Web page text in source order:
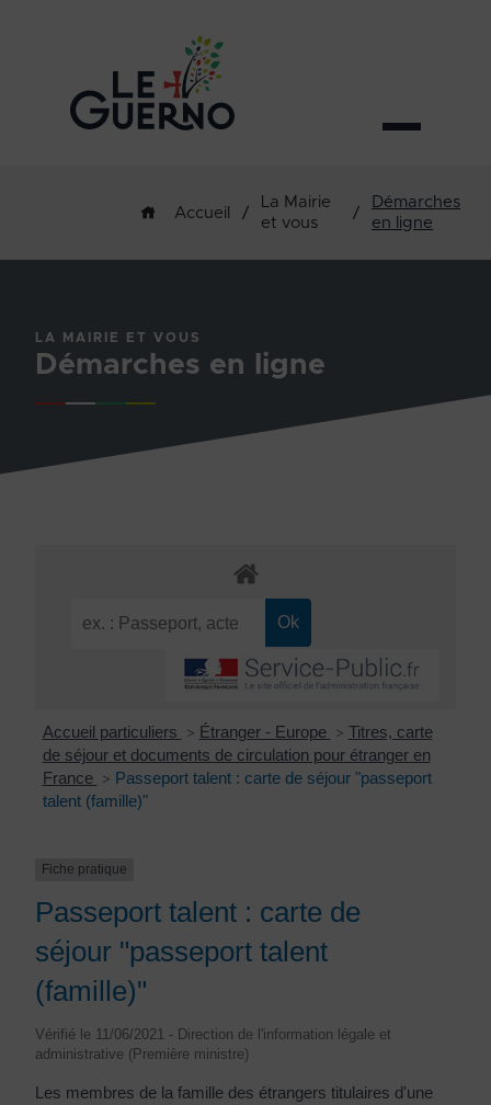
Accueil /
La Mairie
et vous
/
Démarches
en ligne
LA MAIRIE ET VOUS
Démarches en ligne
Accueil particuliers > Étranger - Europe > Titres, carte
de séjour et documents de circulation pour étranger en
France
> Passeport talent : carte de séjour "passeport
talent (famille)"
Fiche pratique
Passeport talent : carte de
séjour "passeport talent
(famille)"
Vérifié le 11/06/2021 - Direction de l'information légale et
administrative (Première ministre)
Les membres de la famille des étrangers titulaires d'une